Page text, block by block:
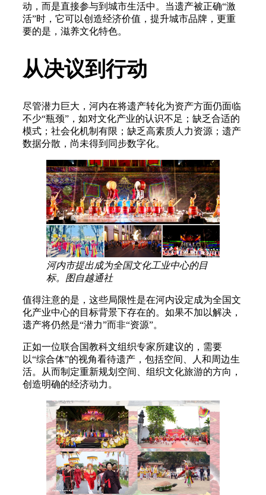
动，而是直接参与到城市生活中。当遗产被正确“激
活”时，它可以创造经济价值，提升城市品牌，更重
要的是，滋养文化特色。
从决议到行动
尽管潜力巨大，河内在将遗产转化为资产方面仍面临
不少“瓶颈”，如对文化产业的认识不足；缺乏合适的
模式；社会化机制有限；缺乏高素质人力资源；遗产
数据分散，尚未得到同步数字化。
河内市提出成为全国文化工业中心的目
标。图自越通社
值得注意的是，这些局限性是在河内设定成为全国文
化产业中心的目标背景下存在的。如果不加以解决，
遗产将仍然是“潜力”而非“资源”。
正如一位联合国教科文组织专家所建议的，需要
以“综合体”的视角看待遗产，包括空间、人和周边生
活。从而制定重新规划空间、组织文化旅游的方向，
创造明确的经济动力。